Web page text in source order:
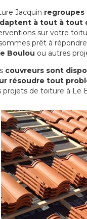
Jacquin regroupes
à tout à tout
sur votre
prêt à
Boulou ou autres
couvreurs sont
résoudre tout
projets de toiture à Le